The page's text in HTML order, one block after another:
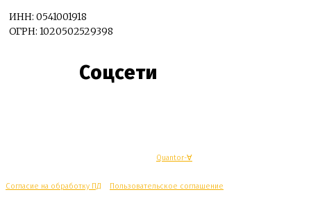
ИНН: 0541001918
ОГРН: 1020502529398
Соцсети
Quantor-∀
Согласие на обработку ПД Пользовательское соглашение